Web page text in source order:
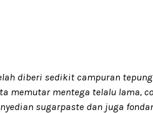
diberi sedikit campuran
memutar mentega telalu lama,
sugarpaste dan juga